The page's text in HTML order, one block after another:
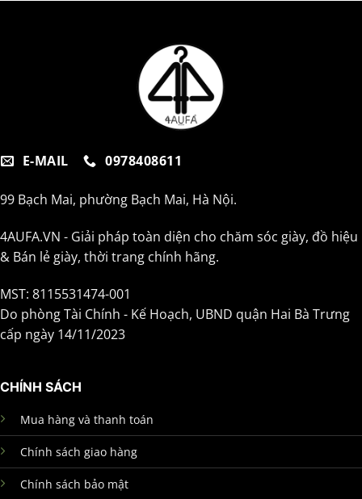
E-MAIL 0978408611
99 Bạch Mai, phường Bạch Mai, Hà Nội.
4AUFA.VN - Giải pháp toàn diện cho chăm sóc giày, đồ hiệu
& Bán lẻ giày, thời trang chính hãng.
MST: 8115531474-001
Do phòng Tài Chính - Kế Hoạch, UBND quận Hai Bà Trưng
cấp ngày 14/11/2023
CHÍNH SÁCH
Mua hàng và thanh toán
Chính sách giao hàng
Chính sách bảo mật